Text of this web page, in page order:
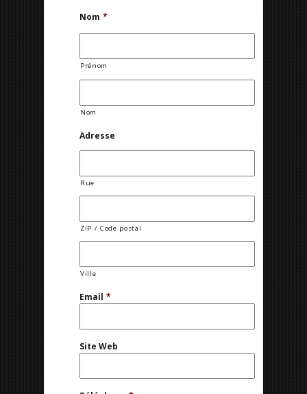
Nom *
Prénom
Nom
Adresse
Rue
ZIP / Code postal
Ville
Email *
Site Web